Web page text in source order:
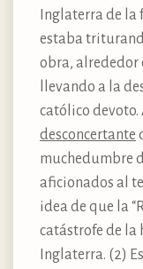
Inglaterra de la
estaba
obra, alrededor
llevando a la
católico devoto.
desconcertante
muchedumbre
aficionados al
idea de que la
catástrofe de la
Inglaterra. (2)